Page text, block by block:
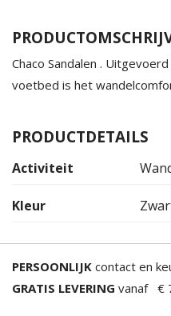
Chaco Sandalen .
voetbed is het
PRODUCTDETAILS
Activiteit
Kleur
PERSOONLIJK contact en
GRATIS LEVERING vanaf €